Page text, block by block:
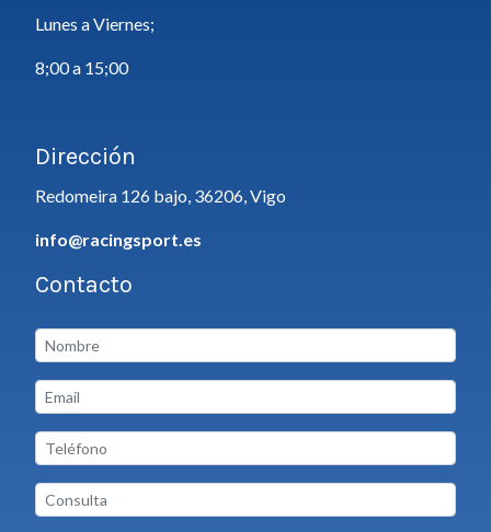
Lunes a Viernes;
8;00 a 15;00
Dirección
Redomeira 126 bajo, 36206, Vigo
info@racingsport.es
Contacto